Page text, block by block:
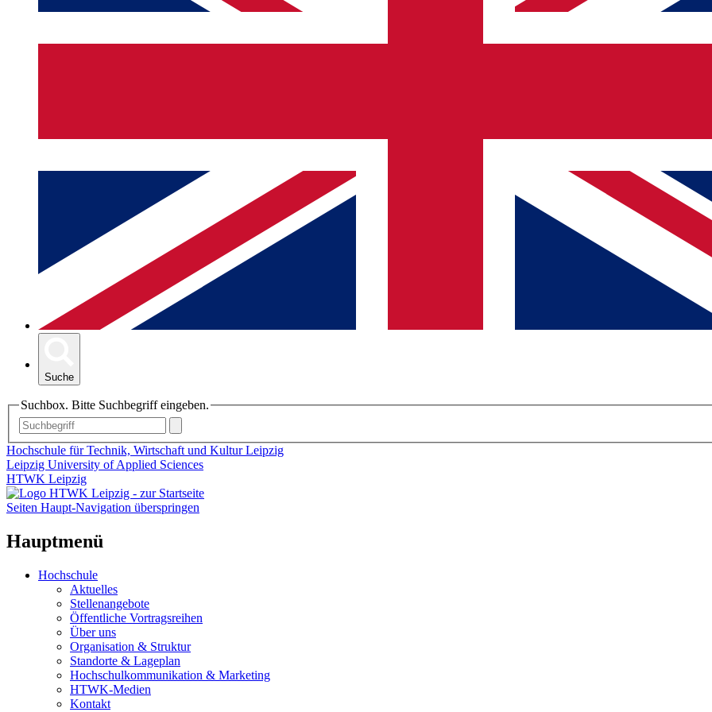
Suche
Suchbox. Bitte Suchbegriff eingeben.
Hochschule für Technik, Wirtschaft und Kultur Leipzig
Leipzig University of Applied Sciences
HTWK Leipzig
Seiten Haupt-Navigation überspringen
Hauptmenü
Hochschule
Aktuelles
Stellenangebote
Öffentliche Vortragsreihen
Über uns
Organisation & Struktur
Standorte & Lageplan
Hochschulkommunikation & Marketing
HTWK-Medien
Kontakt